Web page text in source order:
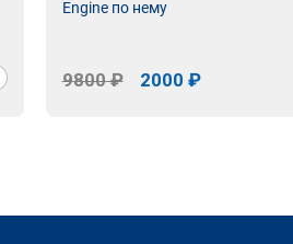
Engine по нему
9800 ₽ 2000 ₽